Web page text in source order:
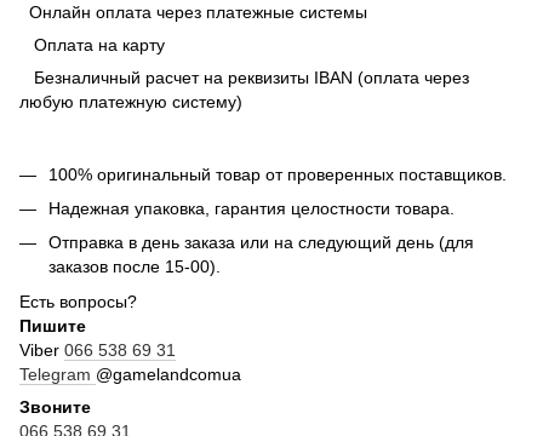
Онлайн оплата через платежные системы
Оплата на карту
Безналичный расчет на реквизиты IBAN (оплата через
любую платежную систему)
100% оригинальный товар от проверенных поставщиков.
Надежная упаковка, гарантия целостности товара.
Отправка в день заказа или на следующий день (для
заказов после 15-00).
Есть вопросы?
Пишите
Viber 066 538 69 31
Telegram @gamelandcomua
Звоните
066 538 69 31